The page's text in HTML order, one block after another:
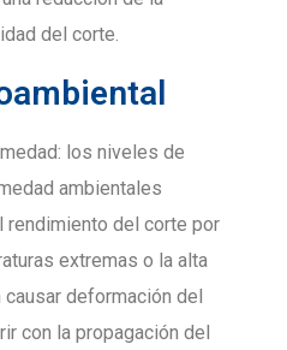
del corte.
los niveles de
ambientales
rendimiento del corte por
extremas o la alta
deformación del
con la propagación del